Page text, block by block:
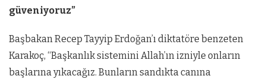
güveniyoruz”
Başbakan Recep Tayyip Erdoğan’ı diktatöre benzeten
Karakoç, “Başkanlık sistemini Allah’ın izniyle onların
başlarına yıkacağız. Bunların sandıkta canına